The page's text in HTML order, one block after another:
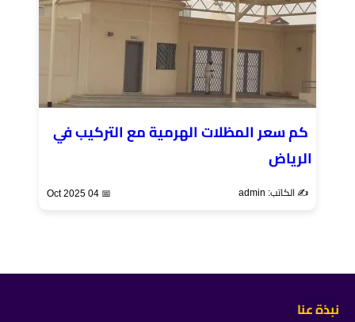
كم سعر المظلات الهرمية مع التركيب في
الرياض
✍️ الكاتب: admin 📅 04 Oct 2025
نبذة عنا